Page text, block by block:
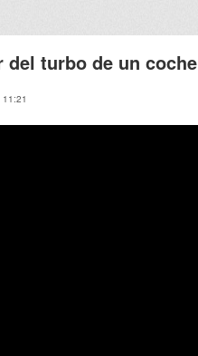
turbo de un coche